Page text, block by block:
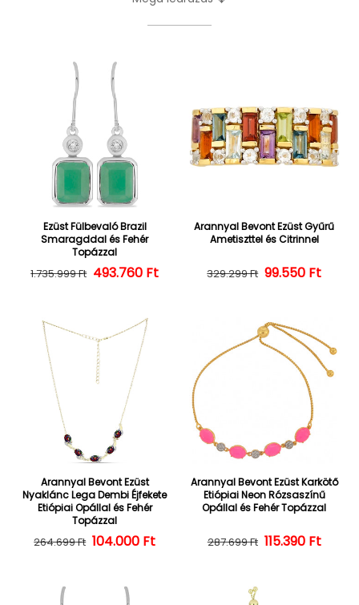
Ezüst Fülbevaló Brazil
Smaragddal és Fehér
Topázzal
Normál ár
1.735.999 Ft Kedvezményes ár
493.760 Ft
Arannyal Bevont Ezüst Gyűrű
Ametiszttel és Citrinnel
Normál ár
329.299 Ft 99.550 Ft
Arannyal Bevont Ezüst
Nyaklánc Lega Dembi Éjfekete
Etiópiai Opállal és Fehér
Topázzal
Normál ár
264.699 Ft Kedvezményes ár
104.000 Ft
Arannyal Bevont Ezüst Karkötő
Etiópiai Neon Rózsaszínű
Opállal és Fehér Topázzal
Normál ár
287.699 Ft 115.390 Ft